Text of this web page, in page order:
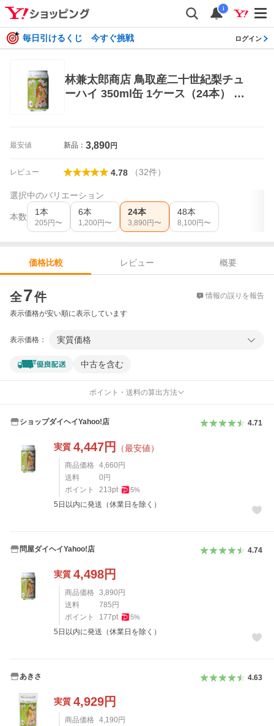
i
毎日引けるくじ 今すぐ挑戦 ログイン
林兼太郎商店 鳥取産二十世紀梨チュ
ーハイ 350ml缶 1ケース（24本） サ
最安値 新品： 3,890円
レビュー 4.78 （32件）
選択中のバリエーション
本数 1本
205 円〜
6本
1,200 円〜
24本
3,890 円〜
48本
8,100 円〜
価格比較 レビュー
概要
全7件 情報の誤りを報告
表示価格が安い順に表示しています
表示価格： 実質価格
中古を含む
ポイント・送料の算出方法
ショップダイヘイYahoo!店 4.71
実質 4,447円 （最安値）
商品価格 4,660 円
送料
0 円
ポイント
213pt 5%
5日以内に発送（休業日を除く）
問屋ダイヘイYahoo!店 4.74
実質 4,498円
商品価格 3,890 円
送料
785 円
ポイント
177pt 5%
5日以内に発送（休業日を除く）
あきさ 4.63
実質 4,929円
商品価格 4,190 円